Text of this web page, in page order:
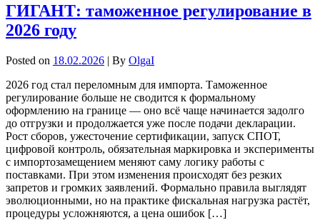
ГИГАНТ: таможенное регулирование в
2026 году
Posted on 18.02.2026 | By OlgaI
2026 год стал переломным для импорта. Таможенное
регулирование больше не сводится к формальному
оформлению на границе — оно всё чаще начинается задолго
до отгрузки и продолжается уже после подачи декларации.
Рост сборов, ужесточение сертификации, запуск СПОТ,
цифровой контроль, обязательная маркировка и эксперименты
с импортозамещением меняют саму логику работы с
поставками. При этом изменения происходят без резких
запретов и громких заявлений. Формально правила выглядят
эволюционными, но на практике фискальная нагрузка растёт,
процедуры усложняются, а цена ошибок […]